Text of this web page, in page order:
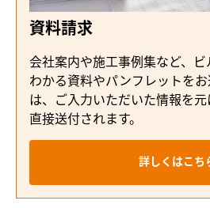
資料請求
会社案内や施工事例集など、ビ
わかる資料やパンフレットを
は、ご入力いただいた情報を
直接送付されます。
詳しくはこち